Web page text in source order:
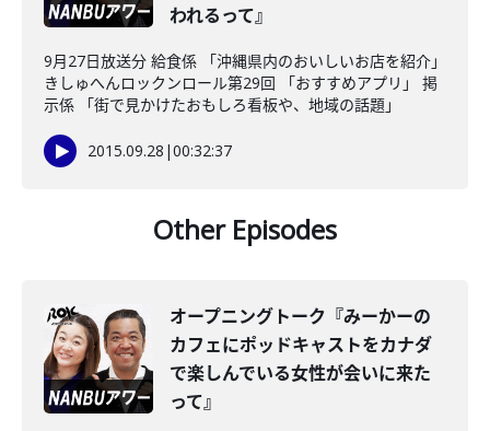
われるって』
9月27日放送分 給食係 「沖縄県内のおいしいお店を紹介」
きしゅへんロックンロール第29回 「おすすめアプリ」 掲
示係 「街で見かけたおもしろ看板や、地域の話題」
2015.09.28 |00:32:37
Other Episodes
オープニングトーク『みーかーの
カフェにポッドキャストをカナダ
で楽しんでいる女性が会いに来た
って』